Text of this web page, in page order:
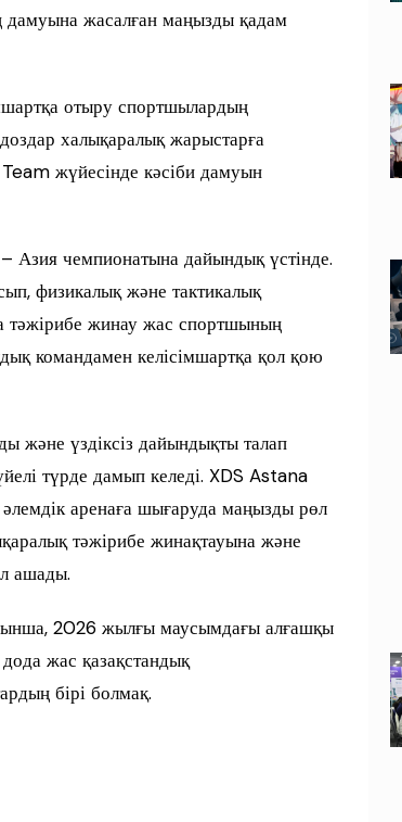
дамуына жасалған маңызды қадам
отыру спортшылардың
халықаралық жарыстарға
жүйесінде кәсіби дамуын
Азия чемпионатына дайындық үстінде.
физикалық және тактикалық
тәжірибе жинау жас спортшының
командамен келісімшартқа қол қою
және үздіксіз дайындықты талап
түрде дамып келеді. XDS Astana
аренаға шығаруда маңызды рөл
тәжірибе жинақтауына және
ашады.
2026 жылғы маусымдағы алғашқы
жас қазақстандық
бірі болмақ.